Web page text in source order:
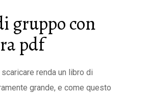
gruppo con
pdf
renda un libro di
grande, e come questo